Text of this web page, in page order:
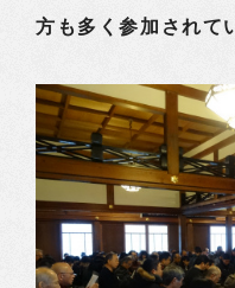
方も多く参加されて